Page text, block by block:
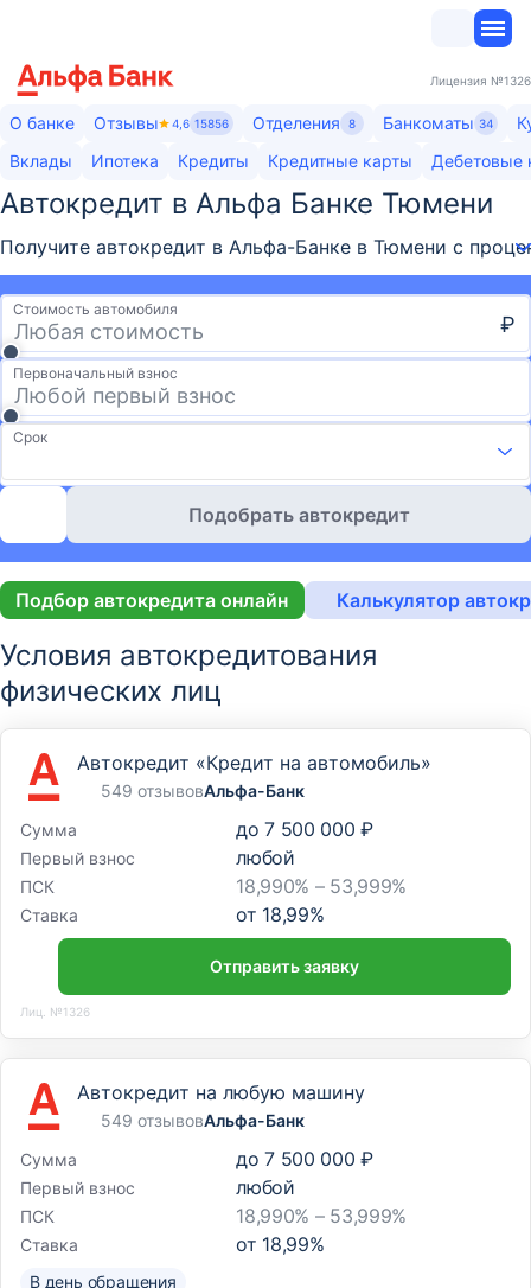
Лицензия №1326
О банке Отзывы 4,6 15856 Отделения 8 Банкоматы 34
Вклады
Ипотека Кредиты Кредитные карты Дебетовые
Автокредит в Альфа Банке Тюмени
Получите автокредит в Альфа-Банке в Тюмени с
Стоимость автомобиля
₽
Первоначальный взнос
Срок
Подобрать автокредит
Подбор автокредита онлайн Калькулятор
Условия автокредитования
физических лиц
Автокредит «Кредит на автомобиль»
549 отзывовАльфа-Банк
Сумма
до 7 500 000 ₽
Первый взнос любой
ПСК 18,990% – 53,999%
Ставка от 18,99%
Отправить заявку
Лиц. №1326
Автокредит на любую машину
549 отзывовАльфа-Банк
Сумма
до 7 500 000 ₽
Первый взнос любой
ПСК 18,990% – 53,999%
Ставка от 18,99%
В день обращения